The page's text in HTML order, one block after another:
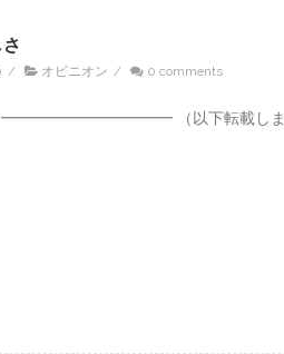
/ オピニオン / 0 comments
しさ ━━━━━━━━━━━ （以下転